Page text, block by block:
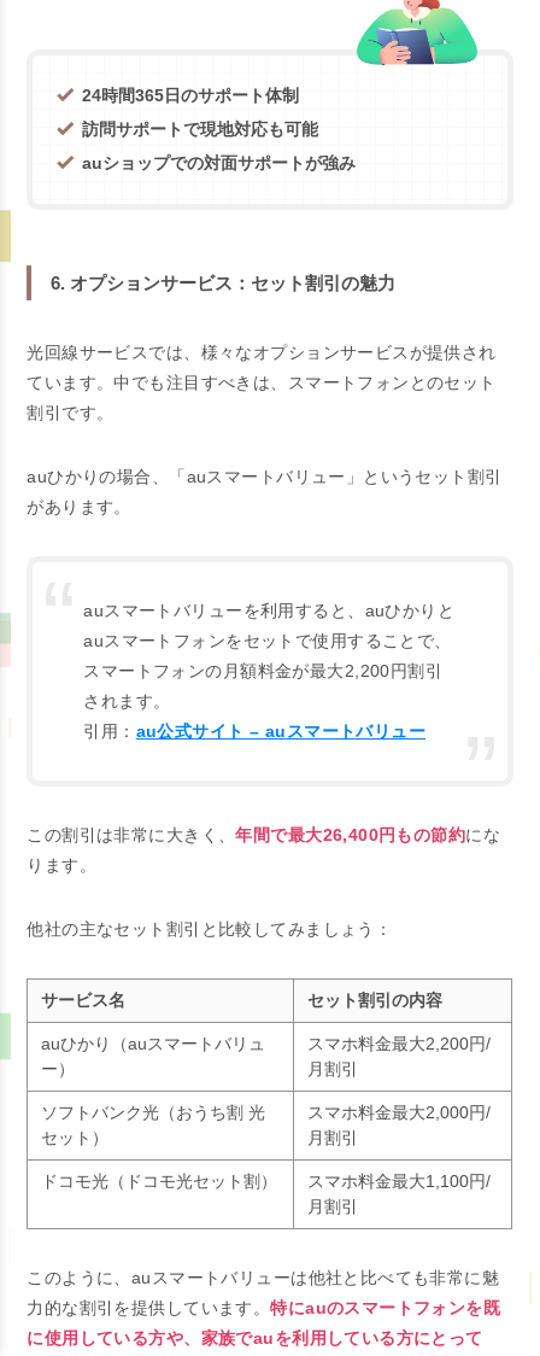
24時間365日のサポート体制
訪問サポートで現地対応も可能
auショップでの対面サポートが強み
6. オプションサービス：セット割引の魅力
光回線サービスでは、様々なオプションサービスが提供され
ています。中でも注目すべきは、スマートフォンとのセット
割引です。
auひかりの場合、「auスマートバリュー」というセット割引
があります。
auスマートバリューを利用すると、auひかりと
auスマートフォンをセットで使用することで、
スマートフォンの月額料金が最大2,200円割引
されます。
引用： au公式サイト – auスマートバリュー
この割引は非常に大きく、年間で最大26,400円もの節約にな
ります。
他社の主なセット割引と比較してみましょう：
サービス名 セット割引の内容
auひかり（auスマートバリュ
ー）
スマホ料金最大2,200円/
月割引
ソフトバンク光（おうち割 光
セット）
スマホ料金最大2,000円/
月割引
ドコモ光（ドコモ光セット割）
スマホ料金最大1,100円/
月割引
このように、auスマートバリューは他社と比べても非常に魅
力的な割引を提供しています。特にauのスマートフォンを既
に使用している方や、家族でauを利用している方にとって